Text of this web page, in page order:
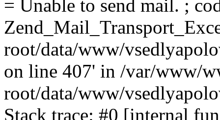
= Unable to send mail. ;
root/data/www/
on line 407' in /var/www/
root/data/www/
Stack trace: #0 [internal